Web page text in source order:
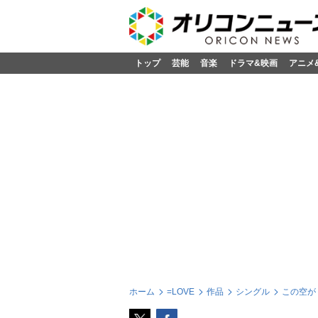
トップ 芸能 音楽 ドラマ&映画 アニメ
ホーム =LOVE 作品 シングル この空